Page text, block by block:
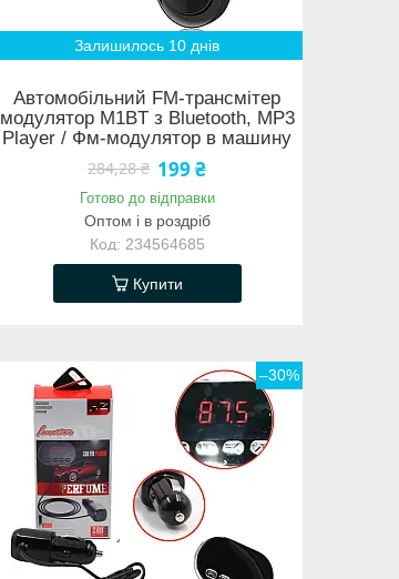
Залишилось 10 днів
Автомобільний FM-трансмітер
модулятор M1BT з Bluetooth, MP3
Player / Фм-модулятор в машину
284,28 ₴ 199 ₴
Готово до відправки
Оптом і в роздріб
234564685
Купити
–30%